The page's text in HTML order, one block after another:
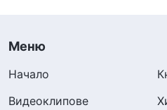
Меню
Начало
Видеоклипове